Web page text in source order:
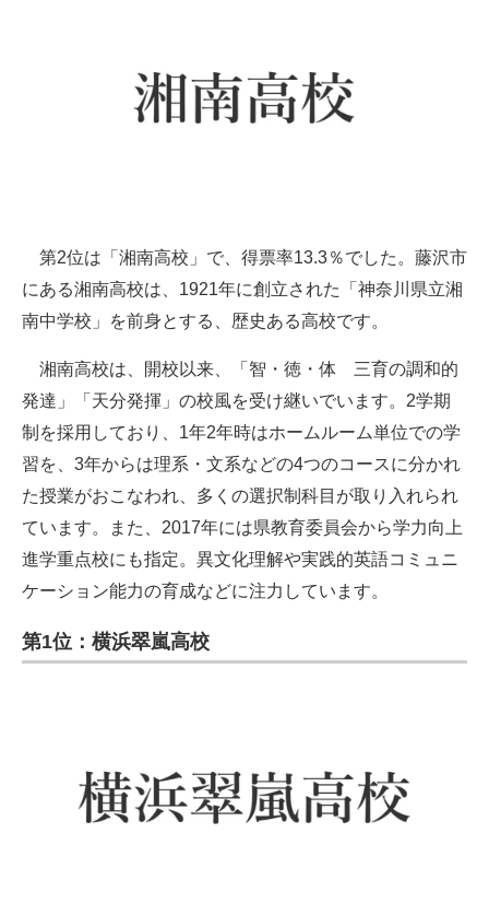
第2位は「湘南高校」で、得票率13.3％でした。藤沢市
にある湘南高校は、1921年に創立された「神奈川県立湘
南中学校」を前身とする、歴史ある高校です。
湘南高校は、開校以来、「智・徳・体 三育の調和的
発達」「天分発揮」の校風を受け継いでいます。2学期
制を採用しており、1年2年時はホームルーム単位での学
習を、3年からは理系・文系などの4つのコースに分かれ
た授業がおこなわれ、多くの選択制科目が取り入れられ
ています。また、2017年には県教育委員会から学力向上
進学重点校にも指定。異文化理解や実践的英語コミュニ
ケーション能力の育成などに注力しています。
第1位：横浜翠嵐高校